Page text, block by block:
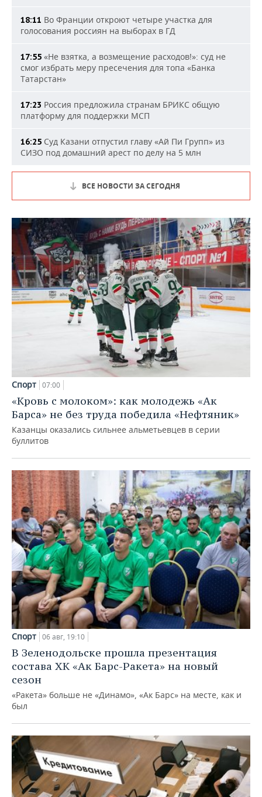
18:11 Во Франции откроют четыре участка для
голосования россиян на выборах в ГД
17:55 «Не взятка, а возмещение расходов!»: суд не
смог избрать меру пресечения для топа «Банка
Татарстан»
17:23 Россия предложила странам БРИКС общую
платформу для поддержки МСП
16:25 Суд Казани отпустил главу «Ай Пи Групп» из
СИЗО под домашний арест по делу на 5 млн
ВСЕ НОВОСТИ ЗА СЕГОДНЯ
Спорт 07:00
«Кровь с молоком»: как молодежь «Ак
Барса» не без труда победила «Нефтяник»
Казанцы оказались сильнее альметьевцев в серии
буллитов
Спорт 06 авг, 19:10
В Зеленодольске прошла презентация
состава ХК «Ак Барс-Ракета» на новый
сезон
«Ракета» больше не «Динамо», «Ак Барс» на месте, как и
был